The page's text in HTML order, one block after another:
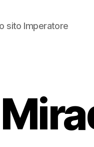
sito Imperatore